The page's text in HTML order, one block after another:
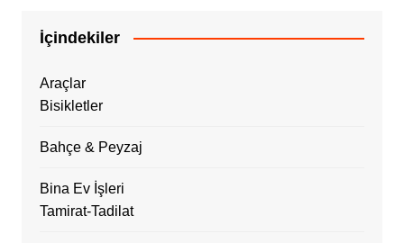
İçindekiler
Araçlar
Bisikletler
Bahçe & Peyzaj
Bina Ev İşleri
Tamirat-Tadilat